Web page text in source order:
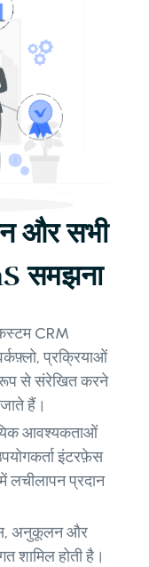
और सभी
समझना
CRM
प्रक्रियाओं
से संरेखित करने
हैं।
आवश्यकताओं
इंटरफ़ेस
लचीलापन प्रदान
अनुकूलन और
शामिल होती है।